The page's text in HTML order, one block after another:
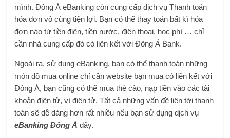
mình. Đông Á eBanking còn cung cấp dịch vụ Thanh toán
hóa đơn vô cùng tiện lợi. Bạn có thể thay toán bất kì hóa
đơn nào từ tiền điện, tiền nước, điện thoại, học phí … chỉ
cần nhà cung cấp đó có liên kết với Đông Á Bank.
Ngoài ra, sử dụng eBanking, bạn có thể thanh toán những
món đồ mua online chỉ cần website bạn mua có liên kết với
Đông Á, bạn cũng có thể mua thẻ cào, nạp tiền vào các tài
khoản điện tử, ví điện tử. Tất cả những vấn đề liên tới thanh
toán sẽ dễ dàng hơn rất nhiều nếu bạn sử dụng dịch vụ
eBanking Đông Áđấy.